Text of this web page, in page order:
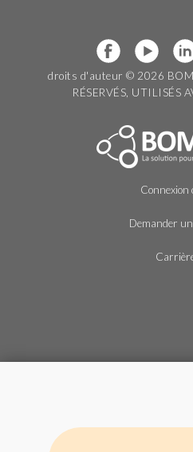
droits d'auteur © 2026
RÉSERVÉS, UTILISÉS
Connexion
Demander